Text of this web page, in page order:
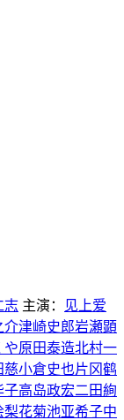
志 主演：
见上爱
介津崎史郎岩瀬顕
や原田泰造北村一
慈小倉史也片冈鹤
子高岛政宏二田絢
梨花菊池亚希子中